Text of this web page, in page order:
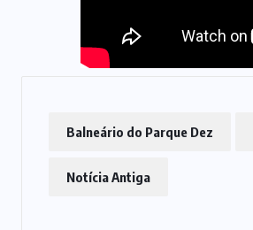
Balneário do Parque Dez
Notícia Antiga